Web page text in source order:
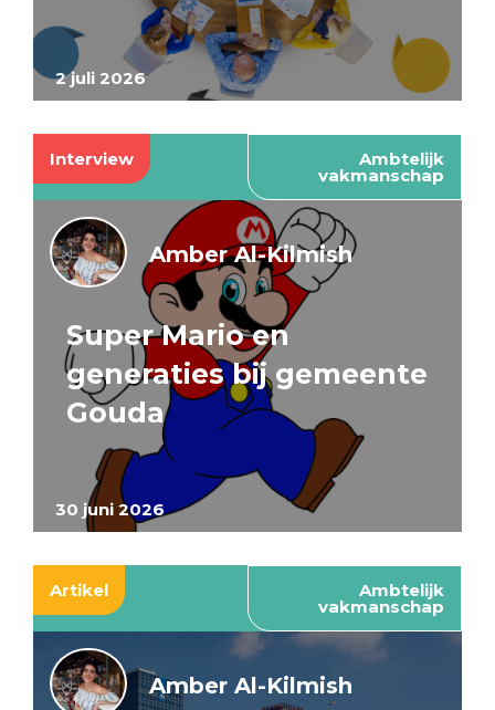
2 juli 2026
Interview Ambtelijk
vakmanschap
30 juni 2026
Amber Al-Kilmish
Super Mario en
generaties bij gemeente
Gouda
Artikel Ambtelijk
vakmanschap
Amber Al-Kilmish